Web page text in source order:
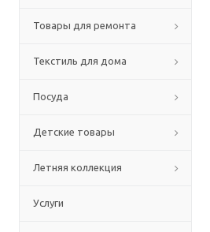
Товары для ремонта
Текстиль для дома
Посуда
Детские товары
Летняя коллекция
Услуги